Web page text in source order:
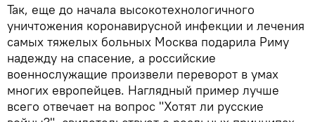
Так, еще до начала высокотехнологичного
уничтожения коронавирусной инфекции и лечения
самых тяжелых больных Москва подарила Риму
надежду на спасение, а российские
военнослужащие произвели переворот в умах
многих европейцев. Наглядный пример лучше
всего отвечает на вопрос "Хотят ли русские